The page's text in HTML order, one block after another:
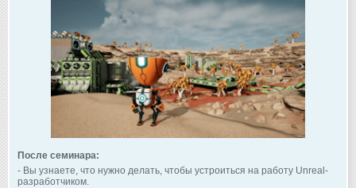
После семинара:
- Вы узнаете, что нужно делать, чтобы устроиться на работу Unreal-
разработчиком.